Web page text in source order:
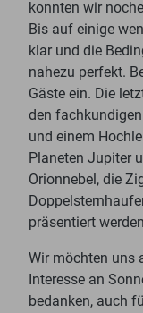
konnten wir
Bis auf einige
klar und die
nahezu perfekt.
Gäste ein. Die
den
und einem
Planeten Jupiter
Orionnebel, die
präsentiert
Wir möchten uns
Interesse an
bedanken, auch